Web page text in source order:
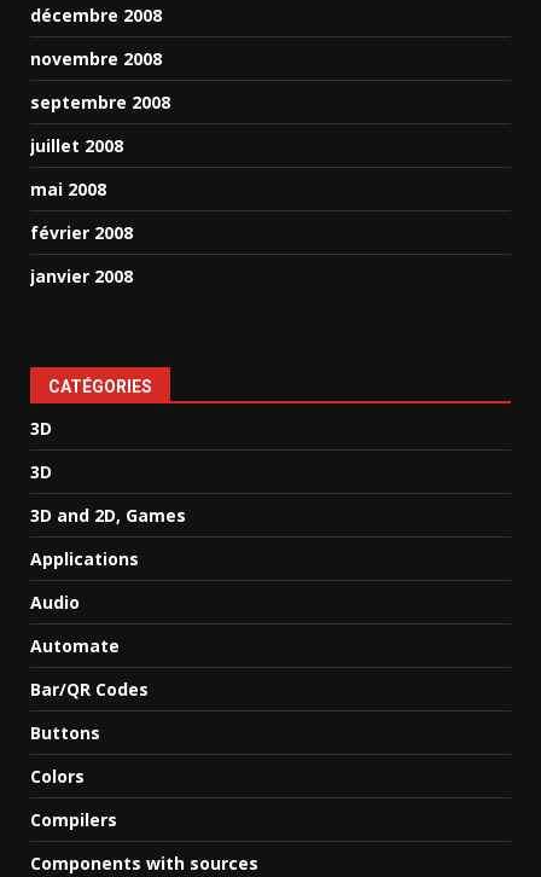
décembre 2008
novembre 2008
septembre 2008
juillet 2008
mai 2008
février 2008
janvier 2008
CATÉGORIES
3D
3D
3D and 2D, Games
Applications
Audio
Automate
Bar/QR Codes
Buttons
Colors
Compilers
Components with sources